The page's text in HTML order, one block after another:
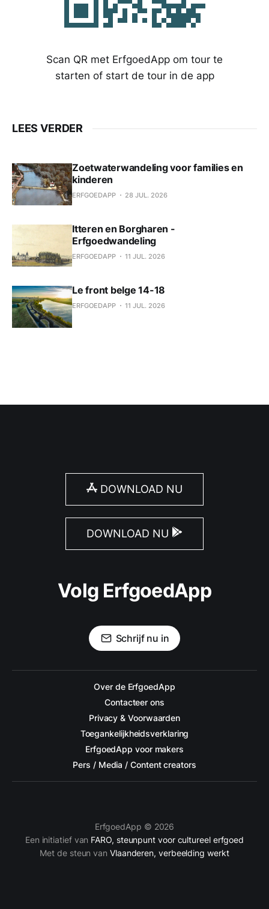
Scan QR met ErfgoedApp om tour te
starten of start de tour in de app
LEES VERDER
Zoetwaterwandeling voor families en
kinderen
ERFGOEDAPP 28 JUL. 2026
Itteren en Borgharen -
Erfgoedwandeling
ERFGOEDAPP 11 JUL. 2026
Le front belge 14-18
ERFGOEDAPP 11 JUL. 2026
DOWNLOAD NU
DOWNLOAD NU
Volg ErfgoedApp
Schrijf nu in
Over de ErfgoedApp
Contacteer ons
Privacy & Voorwaarden
Toegankelijkheidsverklaring
ErfgoedApp voor makers
Pers / Media / Content creators
ErfgoedApp © 2026
Een initiatief van FARO, steunpunt voor cultureel erfgoed
Met de steun van Vlaanderen, verbeelding werkt